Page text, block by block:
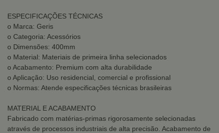
ESPECIFICAÇÕES TÉCNICAS
o Marca: Geris
o Categoria: Acessórios
o Dimensões: 400mm
o Material: Materiais de primeira linha selecionados
o Acabamento: Premium com alta durabilidade
o Aplicação: Uso residencial, comercial e profissional
o Normas: Atende especificações técnicas brasileiras
MATERIAL E ACABAMENTO
Fabricado com matérias-primas rigorosamente selecionadas
através de processos industriais de alta precisão. Acabamento de